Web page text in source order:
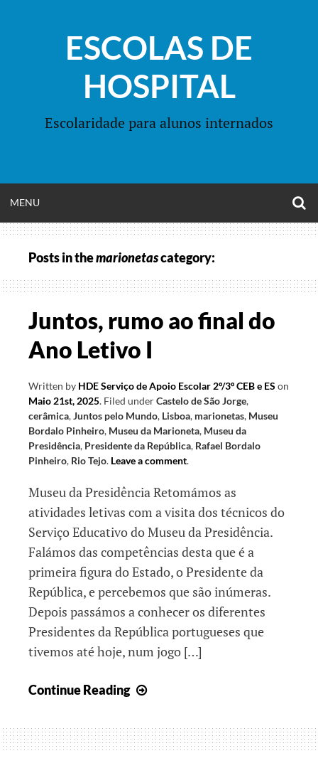
ESCOLAS DE
HOSPITAL
Escolaridade para alunos internados
MENU
MENU
Posts in themarionetascategory:
Juntos, rumo ao final do
Ano Letivo I
Written by HDE Serviço de Apoio Escolar 2º/3º CEB e ES on
Maio 21st, 2025. Filed underCastelo de São Jorge,
cerâmica,Juntos pelo Mundo, Lisboa, marionetas, Museu
Bordalo Pinheiro, Museu da Marioneta, Museu da
Presidência, Presidente da República, Rafael Bordalo
Pinheiro, Rio Tejo. Leave a comment.
Museu da Presidência Retomámos as
atividades letivas com a visita dos técnicos do
Serviço Educativo do Museu da Presidência.
Falámos das competências desta que é a
primeira figura do Estado, o Presidente da
República, e percebemos que são inúmeras.
Depois passámos a conhecer os diferentes
Presidentes da República portugueses que
tivemos até hoje, num jogo […]
Continue Reading
ao
final